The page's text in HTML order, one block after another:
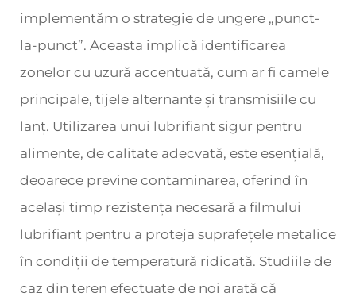
implementăm o strategie de ungere „punct-
la-punct”. Aceasta implică identificarea
zonelor cu uzură accentuată, cum ar fi camele
principale, tijele alternante și transmisiile cu
lanț. Utilizarea unui lubrifiant sigur pentru
alimente, de calitate adecvată, este esențială,
deoarece previne contaminarea, oferind în
același timp rezistența necesară a filmului
lubrifiant pentru a proteja suprafețele metalice
în condiții de temperatură ridicată. Studiile de
caz din teren efectuate de noi arată că